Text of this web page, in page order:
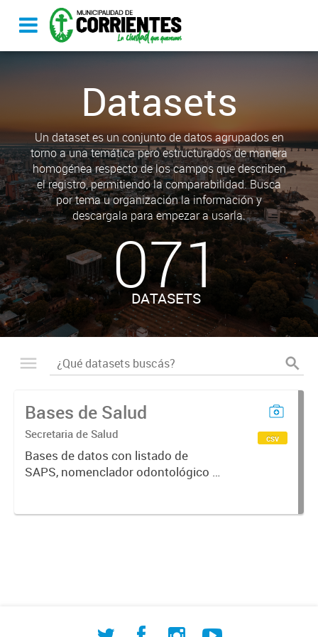
Datasets
Un dataset es un conjunto de datos agrupados en
torno a una temática pero estructurados de manera
homogénea respecto de los campos que describen
el registro, permitiendo la comparabilidad. Busca
por tema u organización la información y
descargala para empezar a usarla.
071
DATASETS
Bases de Salud
Secretaria de Salud
Bases de datos con listado de
SAPS, nomenclador odontológico y
csv